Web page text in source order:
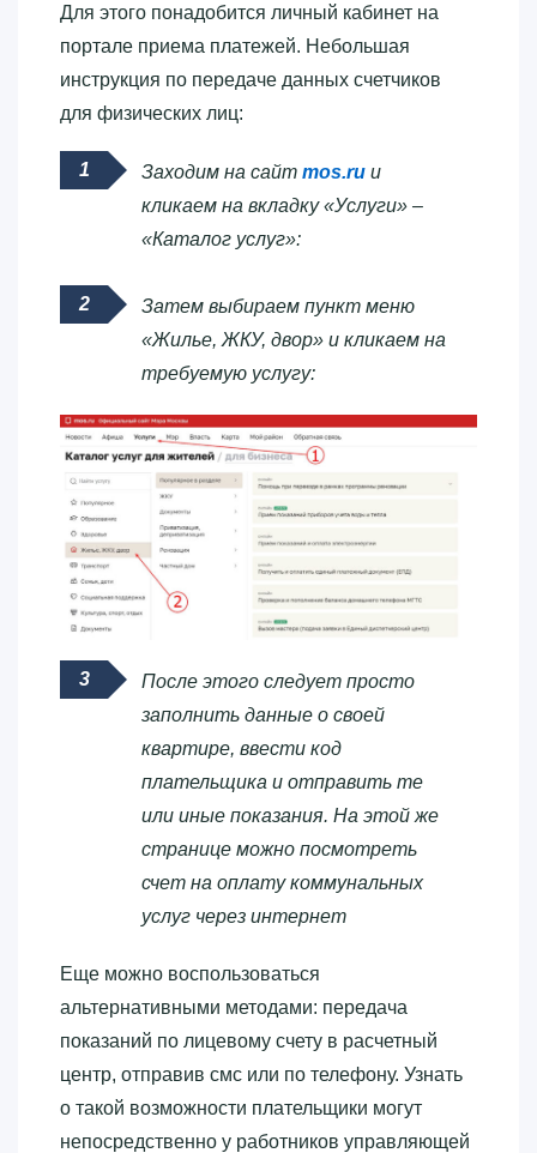
Для этого понадобится личный кабинет на
портале приема платежей. Небольшая
инструкция по передаче данных счетчиков
для физических лиц:
Заходим на сайт mos.ru и
кликаем на вкладку «Услуги» –
«Каталог услуг»:
Затем выбираем пункт меню
«Жилье, ЖКУ, двор» и кликаем на
требуемую услугу:
После этого следует просто
заполнить данные о своей
квартире, ввести код
плательщика и отправить те
или иные показания. На этой же
странице можно посмотреть
счет на оплату коммунальных
услуг через интернет
Еще можно воспользоваться
альтернативными методами: передача
показаний по лицевому счету в расчетный
центр, отправив смс или по телефону. Узнать
о такой возможности плательщики могут
непосредственно у работников управляющей